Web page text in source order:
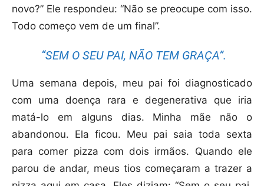
novo?” Ele respondeu: “Não se preocupe com isso.
Todo começo vem de um final”.
“SEM O SEU PAI, NÃO TEM GRAÇA”.
Uma semana depois, meu pai foi diagnosticado
com uma doença rara e degenerativa que iria
matá-lo em alguns dias. Minha mãe não o
abandonou. Ela ficou. Meu pai saia toda sexta
para comer pizza com dois irmãos. Quando ele
parou de andar, meus tios começaram a trazer a